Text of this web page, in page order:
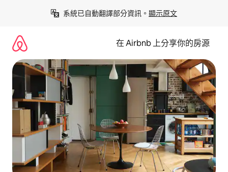
系統已自動翻譯部分資訊。 顯示原文
在 Airbnb 上分享你的房源